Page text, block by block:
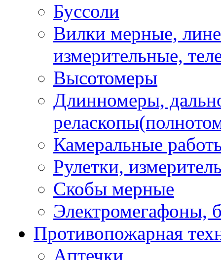
Буссоли
Вилки мерные,
измерительные,
Высотомеры
Длинномеры,
Камеральные
Рулетки,
Скобы мерные
Электромегафоны,
Противопожарная
Аптечки